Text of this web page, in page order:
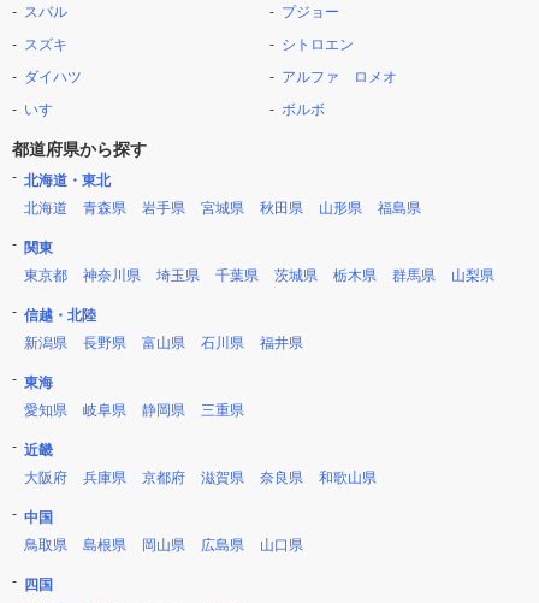
スバル
スズキ
ダイハツ
いすゞ
プジョー
シトロエン
アルファ ロメオ
ボルボ
都道府県から探す
北海道・東北
北海道
青森県 岩手県 宮城県 秋田県 山形県 福島県
関東
東京都
神奈川県 埼玉県 千葉県 茨城県 栃木県 群馬県 山梨県
信越・北陸
新潟県
長野県 富山県 石川県 福井県
東海
愛知県
岐阜県 静岡県 三重県
近畿
大阪府
兵庫県 京都府 滋賀県 奈良県 和歌山県
中国
鳥取県
島根県 岡山県 広島県 山口県
四国